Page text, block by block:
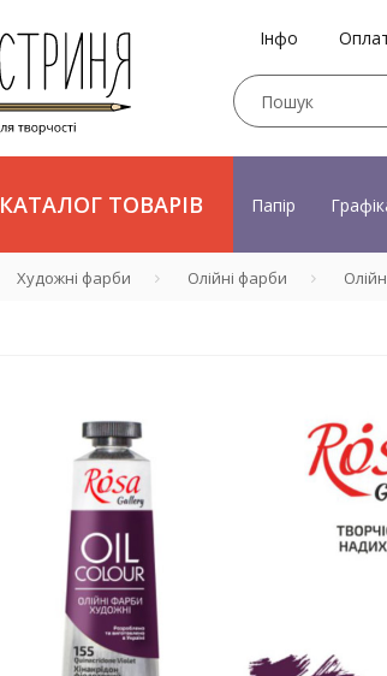
Інфо
КАТАЛОГ ТОВАРІВ Папір
Художні фарби Олійні фарби